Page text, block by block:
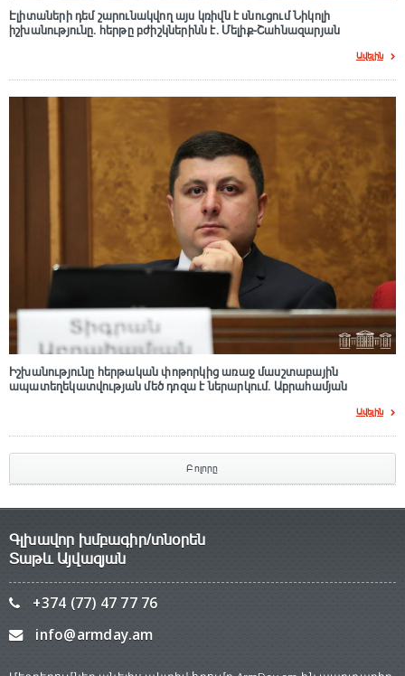
Էլիտաների դեմ շարունակվող այս կռիվն է սնուցում Նիկոլի
իշխանությունը. հերթը բժիշկներինն է. Մելիք-Շահնազարյան
Ավելին
Իշխանությունը հերթական փոթորկից առաջ մասշտաբային
ապատեղեկատվության մեծ դnզա է ներարկում․ Աբրահամյան
Ավելին
Բոլորը
Գլխավոր խմբագիր/տնօրեն
Տաթև Այվազյան
+374 (77) 47 77 76
info@armday.am